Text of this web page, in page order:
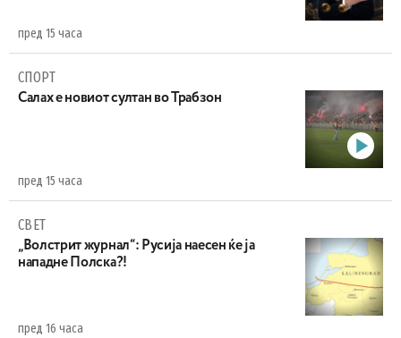
пред 15 часа
СПОРТ
Салах е новиот султан во Трабзон
пред 15 часа
СВЕТ
„Волстрит журнал“: Русија наесен ќе ја
нападне Полска?!
пред 16 часа